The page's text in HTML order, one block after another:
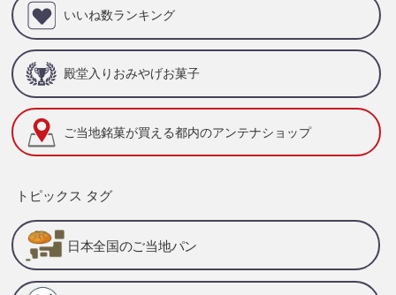
いいね数ランキング
殿堂入りおみやげお菓子
ご当地銘菓が買える都内のアンテナショップ
トピックス タグ
日本全国のご当地パン